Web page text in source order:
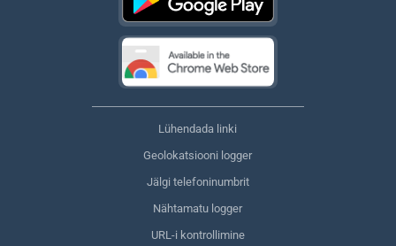
Lühendada linki
Geolokatsiooni logger
Jälgi telefoninumbrit
Nähtamatu logger
URL-i kontrollimine